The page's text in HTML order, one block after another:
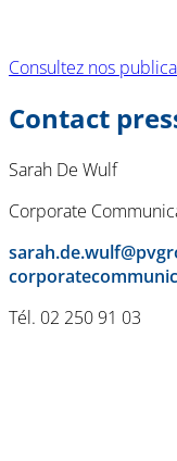
Consultez nos
Contact
Sarah De Wulf
Corporate
Tél. 02 250 91 03